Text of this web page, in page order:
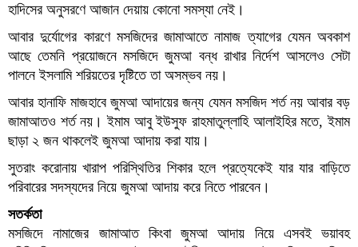
হাদিসের অনুসরণে আজান দেয়ায় কোনো সমস্যা নেই।
আবার দুর্যোগের কারণে মসজিদের জামাআতে নামাজ ত্যাগের যেমন অবকাশ
আছে তেমনি প্রয়োজনে মসজিদে জুমআ বন্ধ রাখার নির্দেশ আসলেও সেটা
পালনে ইসলামি শরিয়তের দৃষ্টিতে তা অসম্ভব নয়।
আবার হানাফি মাজহাবে জুমআ আদায়ের জন্য যেমন মসজিদ শর্ত নয় আবার বড়
জামাআতও শর্ত নয়। ইমাম আবু ইউসুফ রাহমাতুল্লাহি আলাইহির মতে, ইমাম
ছাড়া ২ জন থাকলেই জুমআ আদায় করা যায়।
সুতরাং করোনায় খারাপ পরিস্থিতির শিকার হলে প্রত্যেকেই যার যার বাড়িতে
পরিবারের সদস্যদের নিয়ে জুমআ আদায় করে নিতে পারবেন।
সতর্কতা
মসজিদে নামাজের জামাআত কিংবা জুমআ আদায় নিয়ে এসবই ভয়াবহ